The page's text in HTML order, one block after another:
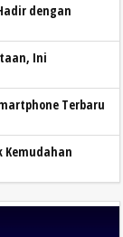
dengan
Ini
Terbaru
Kemudahan